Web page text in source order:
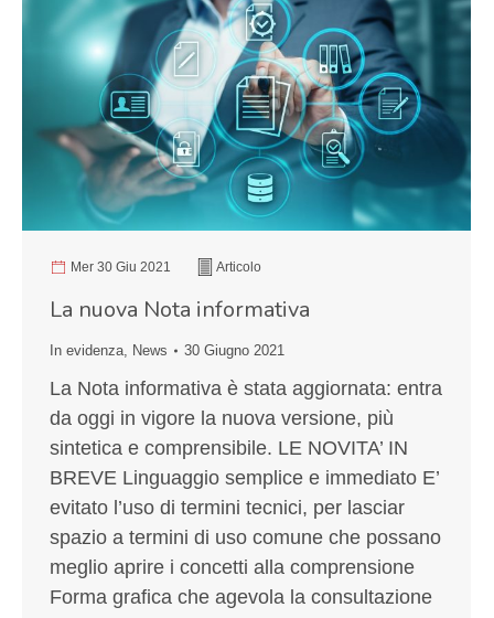
Mer 30 Giu 2021 Articolo
La nuova Nota informativa
In evidenza, News 30 Giugno 2021
La Nota informativa è stata aggiornata: entra
da oggi in vigore la nuova versione, più
sintetica e comprensibile. LE NOVITA’ IN
BREVE Linguaggio semplice e immediato E’
evitato l’uso di termini tecnici, per lasciar
spazio a termini di uso comune che possano
meglio aprire i concetti alla comprensione
Forma grafica che agevola la consultazione